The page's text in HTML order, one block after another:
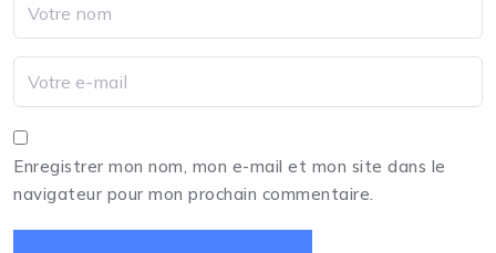
Enregistrer mon nom, mon e-mail et mon site dans le
navigateur pour mon prochain commentaire.